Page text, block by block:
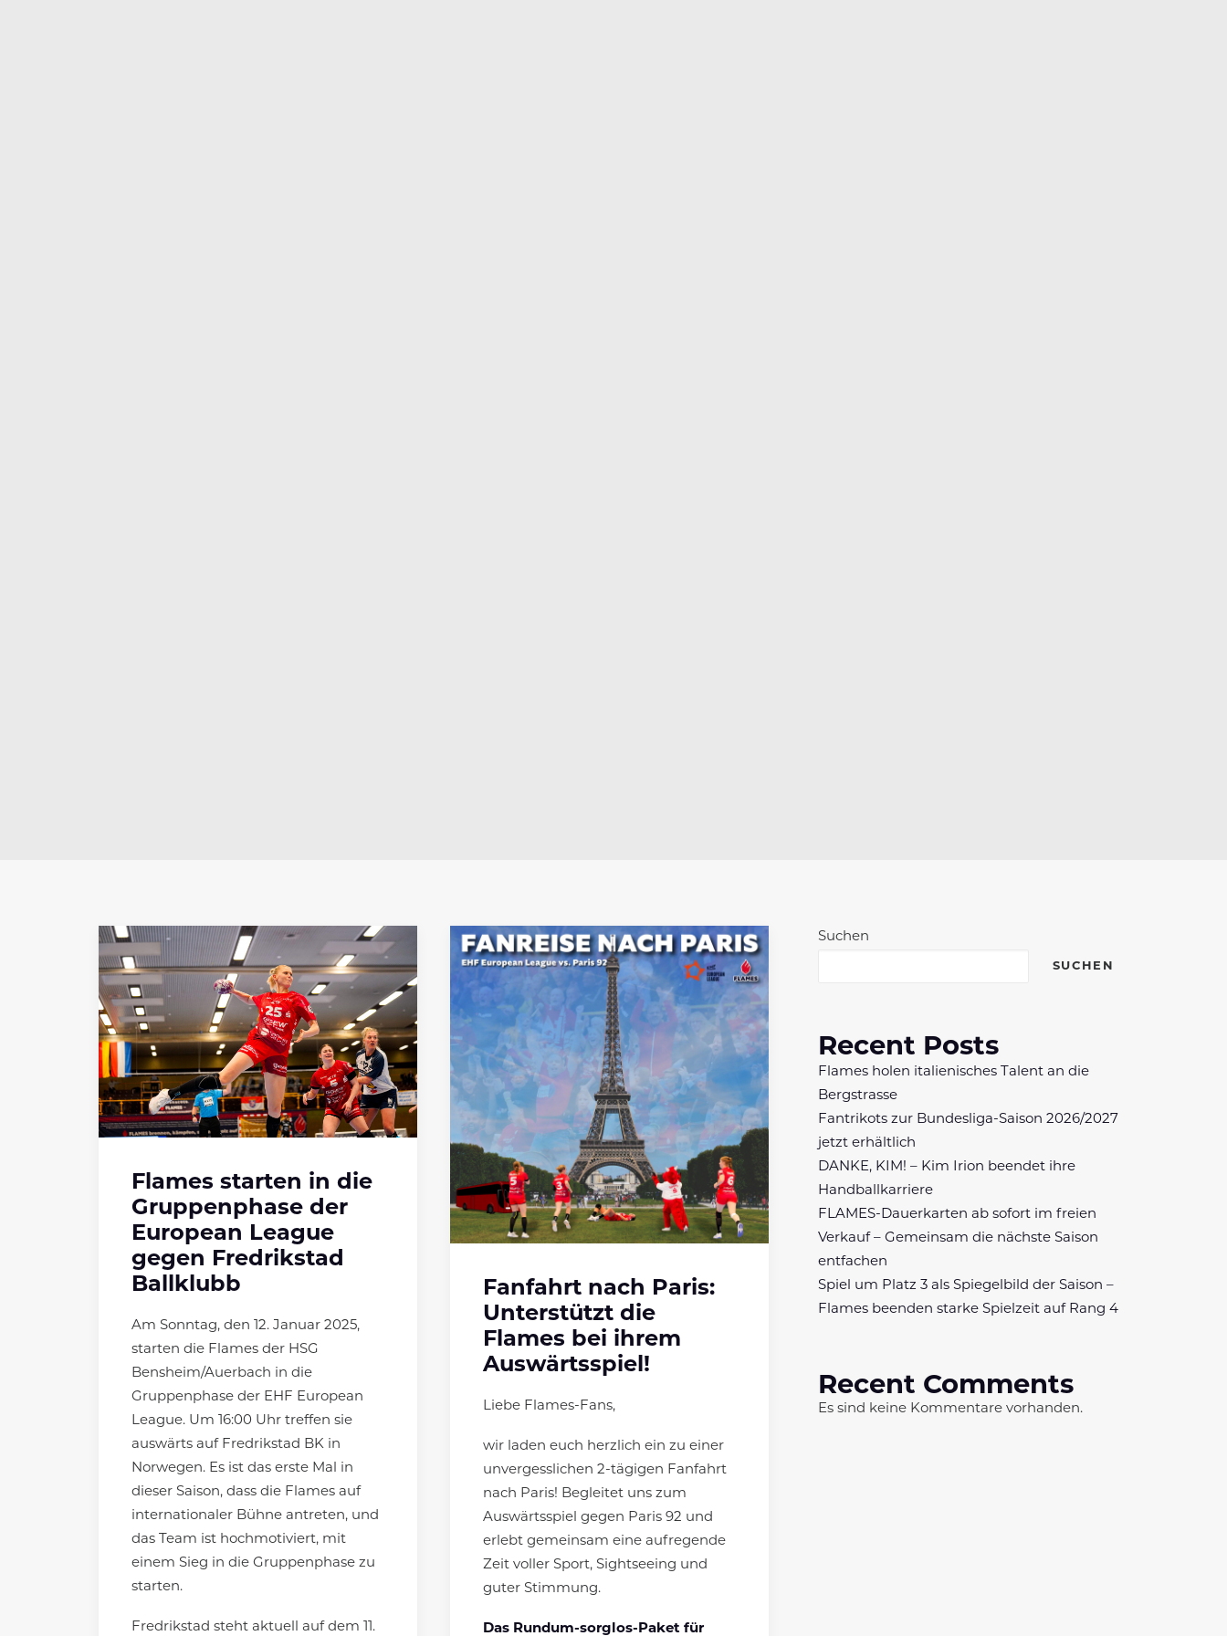
Flames starten in die
Gruppenphase der
European League
gegen Fredrikstad
Ballklubb
Am Sonntag, den 12. Januar 2025,
starten die Flames der HSG
Bensheim/Auerbach in die
Gruppenphase der EHF European
League. Um 16:00 Uhr treffen sie
auswärts auf Fredrikstad BK in
Norwegen. Es ist das erste Mal in
dieser Saison, dass die Flames auf
internationaler Bühne antreten, und
das Team ist hochmotiviert, mit
einem Sieg in die Gruppenphase zu
starten.
Fredrikstad steht aktuell auf dem 11.
Fanfahrt nach Paris:
Unterstützt die
Flames bei ihrem
Auswärtsspiel!
Liebe Flames-Fans,
wir laden euch herzlich ein zu einer
unvergesslichen 2-tägigen Fanfahrt
nach Paris! Begleitet uns zum
Auswärtsspiel gegen Paris 92 und
erlebt gemeinsam eine aufregende
Zeit voller Sport, Sightseeing und
guter Stimmung.
Das Rundum-sorglos-Paket für
Suchen
SUCHEN
Recent Posts
Flames holen italienisches Talent an die
Bergstrasse
Fantrikots zur Bundesliga-Saison 2026/2027
jetzt erhältlich
DANKE, KIM! – Kim Irion beendet ihre
Handballkarriere
FLAMES-Dauerkarten ab sofort im freien
Verkauf – Gemeinsam die nächste Saison
entfachen
Spiel um Platz 3 als Spiegelbild der Saison –
Flames beenden starke Spielzeit auf Rang 4
Recent Comments
Es sind keine Kommentare vorhanden.